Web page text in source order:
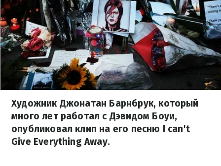
Художник Джонатан Барнбрук, который
много лет работал с Дэвидом Боуи,
опубликовал клип на его песню I can't
Give Everything Away.